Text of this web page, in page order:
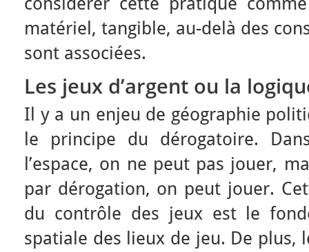
matériel, tangible, au-delà des
sont associées.
Les jeux d’argent ou la
Il y a un enjeu de géographie
le principe du dérogatoire.
l’espace, on ne peut pas jouer,
par dérogation, on peut jouer.
du contrôle des jeux est le
spatiale des lieux de jeu. De plus,